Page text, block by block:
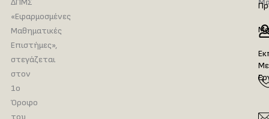
«Εφαρμοσμένες
Μαθηματικές
Επιστήμες»,
στεγάζεται
στον
1ο
Όροφο
του